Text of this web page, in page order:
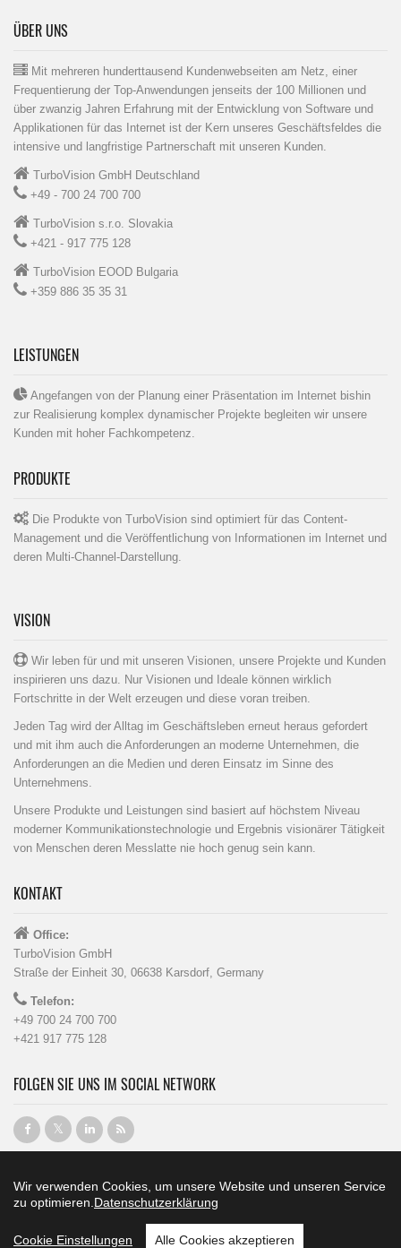
ÜBER UNS
Mit mehreren hunderttausend Kundenwebseiten am Netz, einer
Frequentierung der Top-Anwendungen jenseits der 100 Millionen und
über zwanzig Jahren Erfahrung mit der Entwicklung von Software und
Applikationen für das Internet ist der Kern unseres Geschäftsfeldes die
intensive und langfristige Partnerschaft mit unseren Kunden.
TurboVision GmbH Deutschland
+49 - 700 24 700 700
TurboVision s.r.o. Slovakia
+421 - 917 775 128
TurboVision EOOD Bulgaria
+359 886 35 35 31
LEISTUNGEN
Angefangen von der Planung einer Präsentation im Internet bishin
zur Realisierung komplex dynamischer Projekte begleiten wir unsere
Kunden mit hoher Fachkompetenz.
PRODUKTE
Die Produkte von TurboVision sind optimiert für das Content-
Management und die Veröffentlichung von Informationen im Internet und
deren Multi-Channel-Darstellung.
VISION
Wir leben für und mit unseren Visionen, unsere Projekte und Kunden
inspirieren uns dazu. Nur Visionen und Ideale können wirklich
Fortschritte in der Welt erzeugen und diese voran treiben.
Jeden Tag wird der Alltag im Geschäftsleben erneut heraus gefordert
und mit ihm auch die Anforderungen an moderne Unternehmen, die
Anforderungen an die Medien und deren Einsatz im Sinne des
Unternehmens.
Unsere Produkte und Leistungen sind basiert auf höchstem Niveau
moderner Kommunikationstechnologie und Ergebnis visionärer Tätigkeit
von Menschen deren Messlatte nie hoch genug sein kann.
KONTAKT
Office:
TurboVision GmbH
Straße der Einheit 30, 06638 Karsdorf, Germany
Telefon:
+49 700 24 700 700
+421 917 775 128
FOLGEN SIE UNS IM SOCIAL NETWORK
© 2000 - 2026
Impressum/Datenschutz /Sitemap
Wir verwenden Cookies, um unsere Website und unseren Service
zu optimieren. Datenschutzerklärung
Cookie Einstellungen Alle Cookies akzeptieren